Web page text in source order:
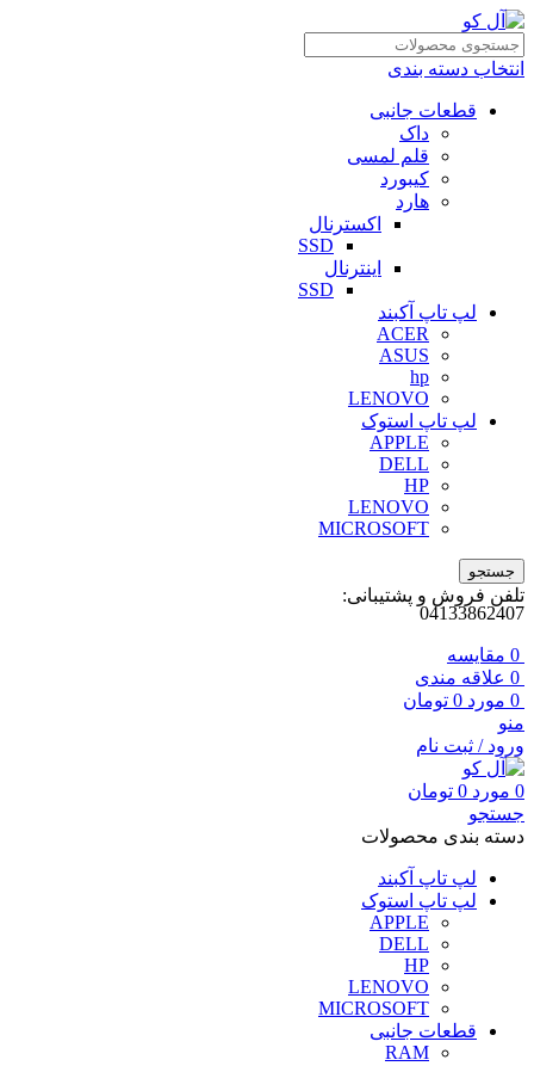
انتخاب دسته بندی
قطعات جانبی
داک
قلم لمسی
کیبورد
هارد
اکسترنال
SSD
اینترنال
SSD
لپ تاپ آکبند
ACER
ASUS
hp
LENOVO
لپ تاپ استوک
APPLE
DELL
HP
LENOVO
MICROSOFT
جستجو
تلفن فروش و پشتیبانی:
04133862407
0 مقايسه
0 علاقه مندی
0 مورد 0 تومان
منو
ورود / ثبت نام
0 مورد 0 تومان
جستجو
دسته بندی محصولات
لپ تاپ آکبند
لپ تاپ استوک
APPLE
DELL
HP
LENOVO
MICROSOFT
قطعات جانبی
RAM